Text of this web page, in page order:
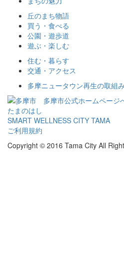
丘のまち物語
買う・食べる
公園・遊歩道
遊ぶ・楽しむ
住む・暮らす
交通・アクセス
多摩ニュータウン再生の取組み
多摩市公式ホームページ
たまのはし
SMART WELLNESS CITY TAMA
ご利用規約
Copyright © 2016 Tama City All